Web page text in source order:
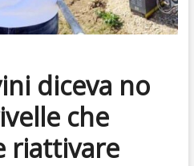
diceva no
che
riattivare